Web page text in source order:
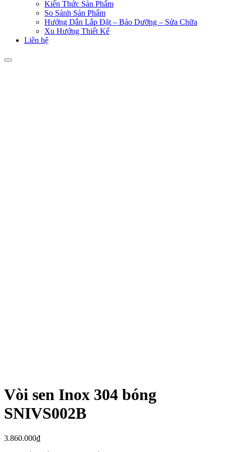
Kiến Thức Sản Phẩm
So Sánh Sản Phẩm
Hướng Dẫn Lắp Đặt – Bảo Dưỡng – Sửa Chữa
Xu Hướng Thiết Kế
Liên hệ
Vòi sen Inox 304 bóng
SNIVS002B
3.860.000₫